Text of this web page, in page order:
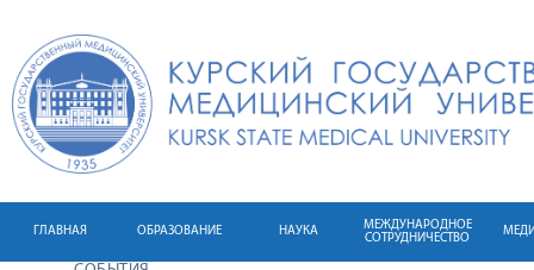
ГЛАВНАЯ ОБРАЗОВАНИЕ НАУКА
МЕЖДУНАРОДНОЕ
СОТРУДНИЧЕСТВО